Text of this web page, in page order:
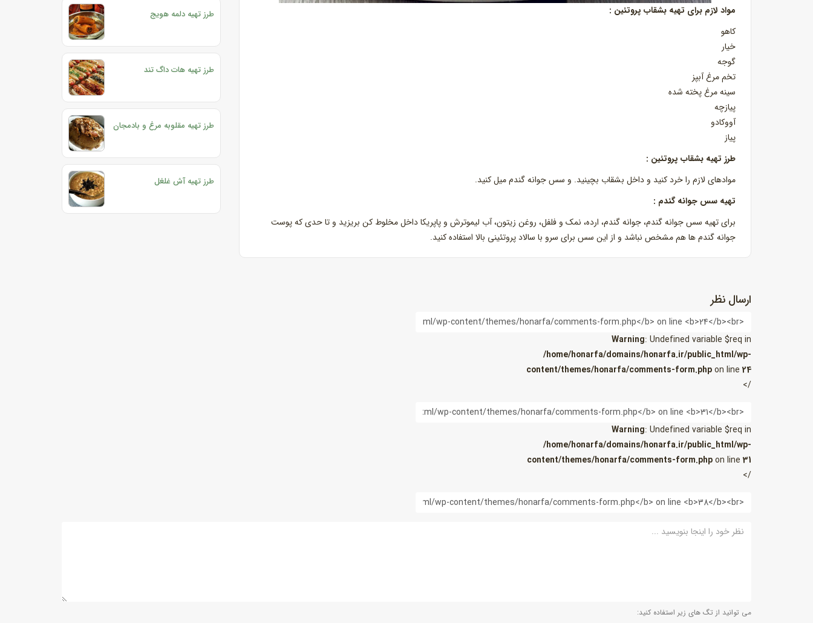
مواد لازم برای تهیه بشقاب پروتئین :
کاهو
خیار
گوجه
تخم مرغ آبپز
سینه مرغ پخته شده
پیازچه
آووکادو
پیاز
طرز تهیه بشقاب پروتئین :
موادهای لازم را خرد کنید و داخل بشقاب بچینید. و سس جوانه گندم میل کنید.
تهیه سس جوانه گندم :
برای تهیه سس جوانه گندم، جوانه گندم، ارده، نمک و فلفل، روغن زیتون، آب لیموترش و پاپریکا داخل مخلوط کن بریزید و تا حدی که پوست
جوانه گندم ها هم مشخص نباشد و از این سس برای سرو با سالاد پروتئینی بالا استفاده کنید.
طرز تهیه دلمه هویج
طرز تهیه هات داگ تند
طرز تهیه مقلوبه مرغ و بادمجان
طرز تهیه آش غلغل
ارسال نظر
Warning: Undefined variable $req in
/home/honarfa/domains/honarfa.ir/public_html/wp-
content/themes/honarfa/comments-form.phpon line24
/>
ایمیل
Warning: Undefined variable $req in
/home/honarfa/domains/honarfa.ir/public_html/wp-
content/themes/honarfa/comments-form.phpon line31
/>
می توانید از تگ های زیر استفاده کنید: